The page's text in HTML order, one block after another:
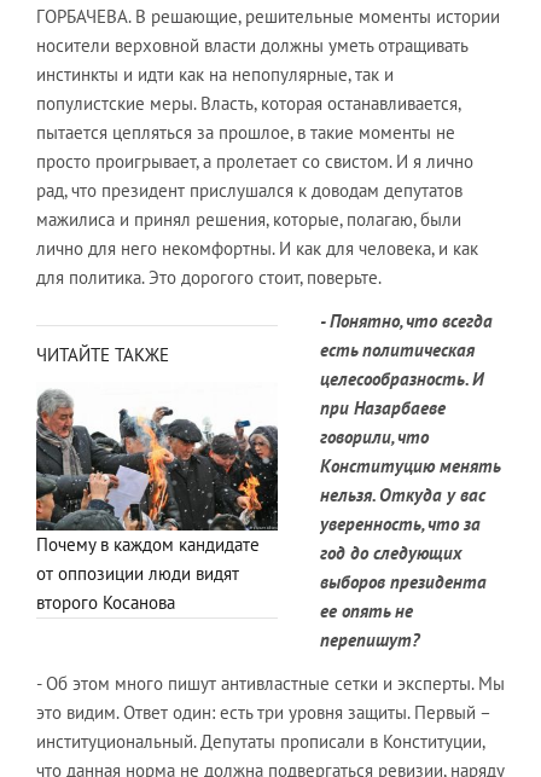
ГОРБАЧЕВА. В решающие, решительные моменты истории
носители верховной власти должны уметь отращивать
инстинкты и идти как на непопулярные, так и
популистские меры. Власть, которая останавливается,
пытается цепляться за прошлое, в такие моменты не
просто проигрывает, а пролетает со свистом. И я лично
рад, что президент прислушался к доводам депутатов
мажилиса и принял решения, которые, полагаю, были
лично для него некомфортны. И как для человека, и как
для политика. Это дорогого стоит, поверьте.
ЧИТАЙТЕ ТАКЖЕ
Почему в каждом кандидате
от оппозиции люди видят
второго Косанова
- Понятно, что всегда
есть политическая
целесообразность. И
при Назарбаеве
говорили, что
Конституцию менять
нельзя. Откуда у вас
уверенность, что за
год до следующих
выборов президента
ее опять не
перепишут?
- Об этом много пишут антивластные сетки и эксперты. Мы
это видим. Ответ один: есть три уровня защиты. Первый –
институциональный. Депутаты прописали в Конституции,
что данная норма не должна подвергаться ревизии, наряду